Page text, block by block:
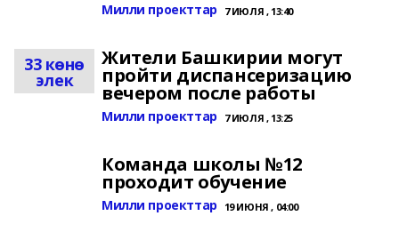
Милли проекттар 7 ИЮЛЯ , 13:40
33 көнө
элек
Жители Башкирии могут
пройти диспансеризацию
вечером после работы
Милли проекттар 7 ИЮЛЯ , 13:25
Команда школы №12
проходит обучение
Милли проекттар 19 ИЮНЯ , 04:00